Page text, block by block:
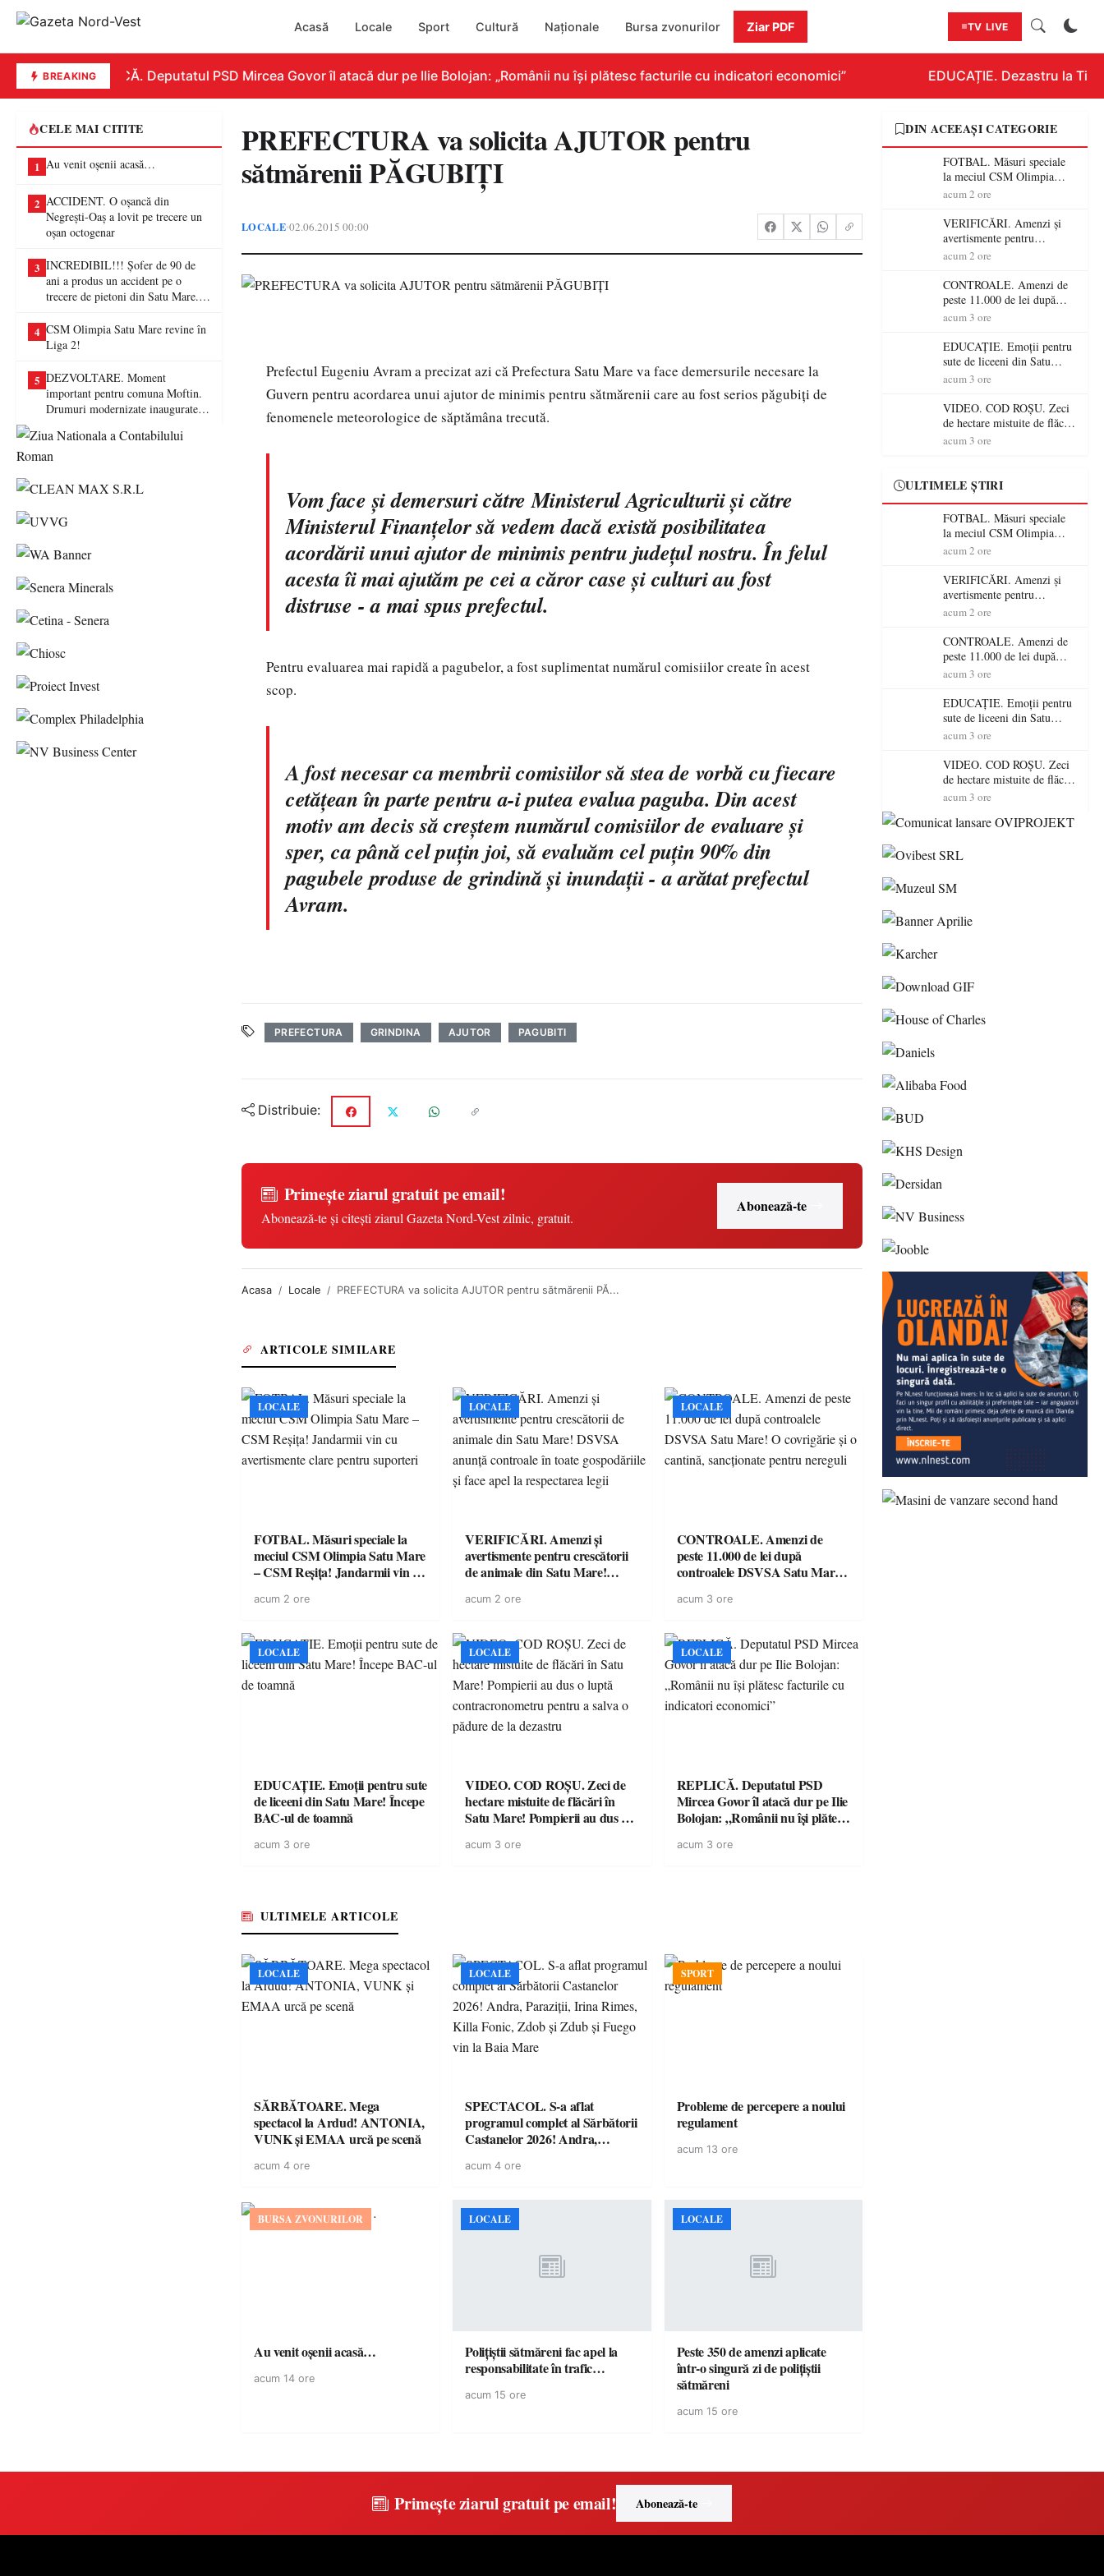
Acasă Locale Sport Cultură Naționale Bursa zvonurilor Ziar PDF TV LIVE
BREAKINGREPLICĂ. Deputatul PSD Mircea Govor îl atacă dur pe Ilie Bolojan: „Românii nu își plătesc facturile cu indicatori economici” EDUCAȚIE. Dezastru la
CELE MAI CITITE
1 Au venit oșenii acasă…
2 ACCIDENT. O oșancă din
Negrești-Oaș a lovit pe trecere un
oșan octogenar
3 INCREDIBIL!!! Șofer de 90 de
ani a produs un accident pe o
trecere de pietoni din Satu Mare. O
4 CSM Olimpia Satu Mare revine în
Liga 2!
5 DEZVOLTARE. Moment
important pentru comuna Moftin.
Drumuri modernizate inaugurate în
PREFECTURA va solicita AJUTOR pentru
sătmărenii PĂGUBIŢI
LOCALE•02.06.2015 00:00
Prefectul Eugeniu Avram a precizat azi că Prefectura Satu Mare va face demersurile necesare la
Guvern pentru acordarea unui ajutor de minimis pentru sătmărenii care au fost serios păgubiţi de
fenomenele meteorologice de săptămâna trecută.
Vom face şi demersuri către Ministerul Agriculturii şi către
Ministerul Finanţelor să vedem dacă există posibilitatea
acordării unui ajutor de minimis pentru judeţul nostru. În felul
acesta îi mai ajutăm pe cei a căror case şi culturi au fost
distruse - a mai spus prefectul.
Pentru evaluarea mai rapidă a pagubelor, a fost suplimentat numărul comisiilor create în acest
scop.
A fost necesar ca membrii comisiilor să stea de vorbă cu fiecare
cetăţean în parte pentru a-i putea evalua paguba. Din acest
motiv am decis să creştem numărul comisiilor de evaluare şi
sper, ca până cel puţin joi, să evaluăm cel puţin 90% din
pagubele produse de grindină şi inundaţii - a arătat prefectul
Avram.
PREFECTURA GRINDINA AJUTOR PAGUBITI
Distribuie:
Primește ziarul gratuit pe email!
Abonează-te și citești ziarul Gazeta Nord-Vest zilnic, gratuit.
Abonează-te
Acasa Locale PREFECTURA va solicita AJUTOR pentru sătmărenii PĂ...
ARTICOLE SIMILARE
LOCALE
FOTBAL. Măsuri speciale la
meciul CSM Olimpia Satu Mare
– CSM Reșița! Jandarmii vin cu
suporteri
acum 2 ore
LOCALE
VERIFICĂRI. Amenzi și
avertismente pentru crescătorii
de animale din Satu Mare!
toate gospodăriile și face apel la
acum 2 ore
LOCALE
CONTROALE. Amenzi de
peste 11.000 de lei după
controalele DSVSA Satu Mare!
sancționate pentru nereguli
acum 3 ore
LOCALE
EDUCAȚIE. Emoții pentru sute
de liceeni din Satu Mare! Începe
BAC-ul de toamnă
acum 3 ore
LOCALE
VIDEO. COD ROȘU. Zeci de
hectare mistuite de flăcări în
Satu Mare! Pompierii au dus o
a salva o pădure de la dezastru
acum 3 ore
LOCALE
REPLICĂ. Deputatul PSD
Mircea Govor îl atacă dur pe Ilie
Bolojan: „Românii nu își plătesc
economici”
acum 3 ore
ULTIMELE ARTICOLE
LOCALE
SĂRBĂTOARE. Mega
spectacol la Ardud! ANTONIA,
VUNK și EMAA urcă pe scenă
acum 4 ore
LOCALE
SPECTACOL. S-a aflat
programul complet al Sărbătorii
Castanelor 2026! Andra,
Fonic, Zdob și Zdub și Fuego
acum 4 ore
SPORT
Probleme de percepere a noului
regulament
acum 13 ore
BURSA ZVONURILOR
Au venit oșenii acasă…
acum 14 ore
LOCALE
Polițiștii sătmăreni fac apel la
responsabilitate în trafic…
acum 15 ore
LOCALE
Peste 350 de amenzi aplicate
într-o singură zi de polițiștii
sătmăreni
acum 15 ore
DIN ACEEAȘI CATEGORIE
FOTBAL. Măsuri speciale
la meciul CSM Olimpia
Satu Mare – CSM Reșița!
avertismente clare pentru
suporteri
acum 2 ore
VERIFICĂRI. Amenzi și
avertismente pentru
crescătorii de animale din
controale în toate
gospodăriile și face apel la
respectarea legii
acum 2 ore
CONTROALE. Amenzi de
peste 11.000 de lei după
controalele DSVSA Satu
cantină, sancționate pentru
nereguli
acum 3 ore
EDUCAȚIE. Emoții pentru
sute de liceeni din Satu
Mare! Începe BAC-ul de
acum 3 ore
VIDEO. COD ROȘU. Zeci
de hectare mistuite de flăcări
în Satu Mare! Pompierii au
salva o pădure de la dezastru
acum 3 ore
ULTIMELE ȘTIRI
FOTBAL. Măsuri speciale
la meciul CSM Olimpia
Satu Mare – CSM Reșița!
avertismente clare pentru
suporteri
acum 2 ore
VERIFICĂRI. Amenzi și
avertismente pentru
crescătorii de animale din
controale în toate
gospodăriile și face apel la
respectarea legii
acum 2 ore
CONTROALE. Amenzi de
peste 11.000 de lei după
controalele DSVSA Satu
cantină, sancționate pentru
nereguli
acum 3 ore
EDUCAȚIE. Emoții pentru
sute de liceeni din Satu
Mare! Începe BAC-ul de
acum 3 ore
VIDEO. COD ROȘU. Zeci
de hectare mistuite de flăcări
în Satu Mare! Pompierii au
contracronometru pentru a
acum 3 ore
Primește ziarul gratuit pe email! Abonează-te